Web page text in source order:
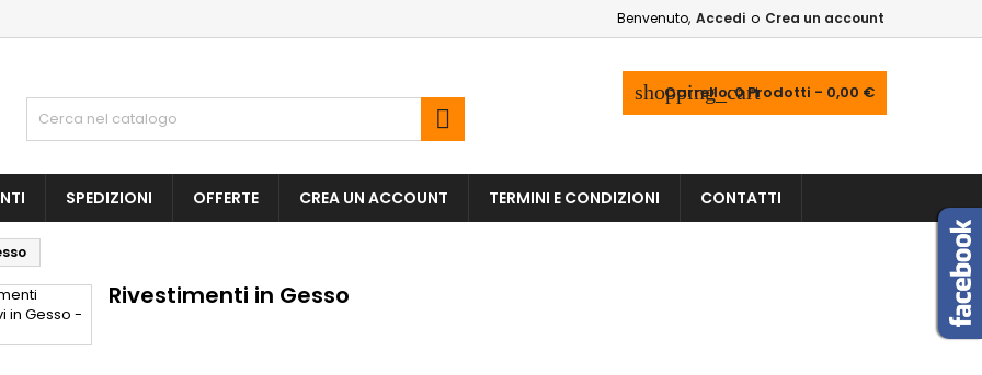
Benvenuto, Accedi o Crea un account
shopping_cart
Carrello:0Prodotti - 0,00 €

SPEDIZIONI OFFERTE CREA UN ACCOUNT TERMINI E CONDIZIONI CONTATTI
Rivestimenti in Gesso